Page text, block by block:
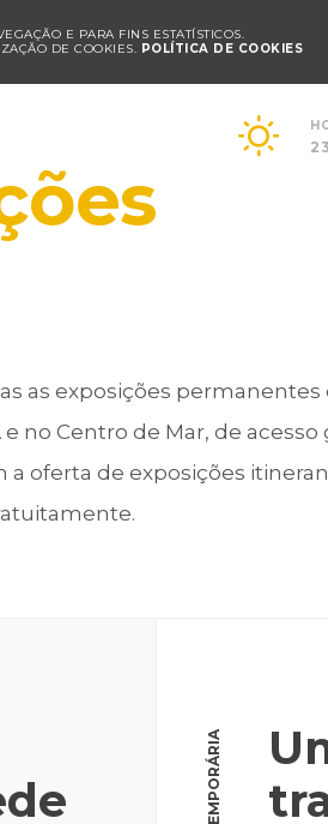
E PARA FINS ESTATÍSTICOS.
DE COOKIES. POLÍTICA DE COOKIES
as exposições permanentes
no Centro de Mar, de acesso
oferta de exposições
TEMPORÁRIA